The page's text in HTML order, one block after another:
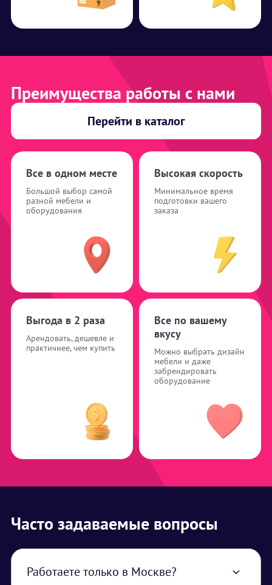
Преимущества работы с нами
Перейти в каталог
Все в одном месте
Большой выбор самой
разной мебели и
оборудования
Высокая скорость
Минимальное время
подготовки вашего
заказа
Выгода в 2 раза
Арендовать, дешевле и
практичнее, чем купить
Все по вашему
вкусу
Можно выбрать дизайн
мебели и даже
забрендировать
оборудование
Часто задаваемые вопросы
Работаете только в Москве?